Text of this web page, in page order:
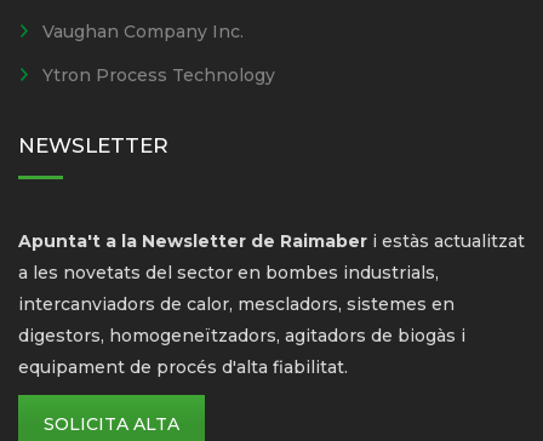
Vaughan Company Inc.
Ytron Process Technology
NEWSLETTER
Apunta't a la Newsletter de Raimaber i estàs actualitzat
a les novetats del sector en bombes industrials,
intercanviadors de calor, mescladors, sistemes en
digestors, homogeneïtzadors, agitadors de biogàs i
equipament de procés d'alta fiabilitat.
SOLICITA ALTA